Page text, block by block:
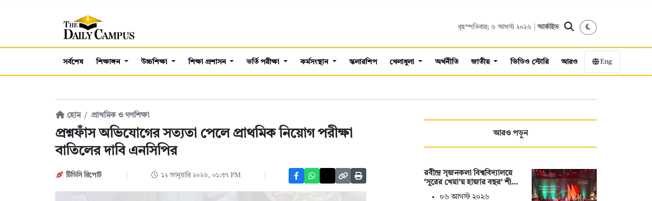
বৃহস্পতিবার; ৬ আগস্ট ২০২৬ |আর্কাইভ
সর্বশেষ শিক্ষাঙ্গন উচ্চশিক্ষা শিক্ষা প্রশাসন ভর্তি পরীক্ষা কর্মসংস্থান স্কলারশিপ খেলাধুলা অর্থনীতি জাতীয় ভিডিও স্টোরি আরও Eng
হোম প্রাথমিক ও গণশিক্ষা
প্রশ্নফাঁস অভিযোগের সত্যতা পেলে প্রাথমিক নিয়োগ পরীক্ষা
বাতিলের দাবি এনসিপির
টিডিসি রিপোর্ট ১২ জানুয়ারি ২০২৬, ০১:৫৭ PM
আরও পড়ুন
রবীন্দ্র সৃজনকলা বিশ্ববিদ্যালয়ে
‘সুরের খেয়া’য় হাজার বছর’ শী…
০৬ আগস্ট ২০২৬